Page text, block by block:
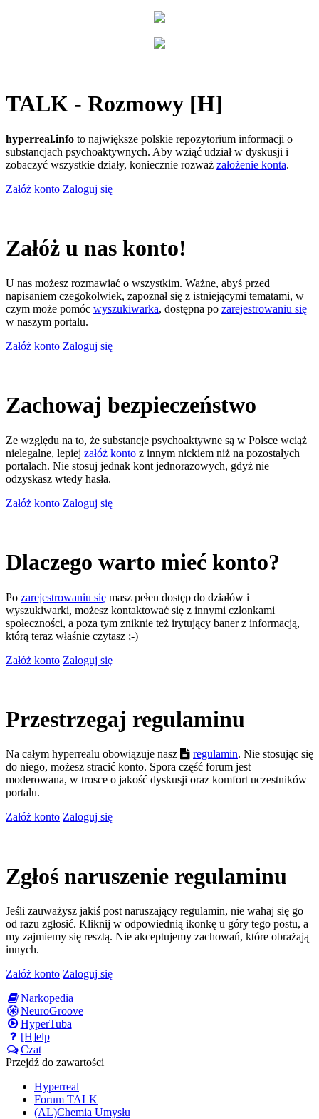
TALK - Rozmowy [H]
hyperreal.info to największe polskie repozytorium informacji o
substancjach psychoaktywnych. Aby wziąć udział w dyskusji i
zobaczyć wszystkie działy, koniecznie rozważ założenie konta.
Załóż konto Zaloguj się
Załóż u nas konto!
U nas możesz rozmawiać o wszystkim. Ważne, abyś przed
napisaniem czegokolwiek, zapoznał się z istniejącymi tematami, w
czym może pomóc wyszukiwarka, dostępna po zarejestrowaniu się
w naszym portalu.
Załóż konto Zaloguj się
Zachowaj bezpieczeństwo
Ze względu na to, że substancje psychoaktywne są w Polsce wciąż
nielegalne, lepiej załóż konto z innym nickiem niż na pozostałych
portalach. Nie stosuj jednak kont jednorazowych, gdyż nie
odzyskasz wtedy hasła.
Załóż konto Zaloguj się
Dlaczego warto mieć konto?
Po zarejestrowaniu się masz pełen dostęp do działów i
wyszukiwarki, możesz kontaktować się z innymi członkami
społeczności, a poza tym zniknie też irytujący baner z informacją,
którą teraz właśnie czytasz ;-)
Załóż konto Zaloguj się
Przestrzegaj regulaminu
Na całym hyperrealu obowiązuje nasz regulamin. Nie stosując się
do niego, możesz stracić konto. Spora część forum jest
moderowana, w trosce o jakość dyskusji oraz komfort uczestników
portalu.
Załóż konto Zaloguj się
Zgłoś naruszenie regulaminu
Jeśli zauważysz jakiś post naruszający regulamin, nie wahaj się go
od razu zgłosić. Kliknij w odpowiednią ikonkę u góry tego postu, a
my zajmiemy się resztą. Nie akceptujemy zachowań, które obrażają
innych.
Załóż konto Zaloguj się
Narkopedia
NeuroGroove
HyperTuba
[H]elp
Czat
Przejdź do zawartości
Hyperreal
Forum TALK
(AL)Chemia Umysłu